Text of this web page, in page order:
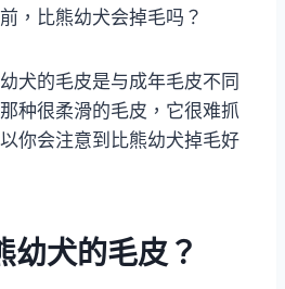
，比熊幼犬会掉毛吗？
犬的毛皮是与成年毛皮不同
种很柔滑的毛皮，它很难抓
你会注意到比熊幼犬掉毛好
幼犬的毛皮？